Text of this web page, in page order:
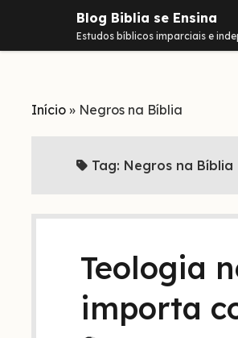
Blog Biblia se Ensina
Estudos bíblicos imparciais e
Início » Negros na Bíblia
Tag: Negros na Bíblia
Teologia
importa